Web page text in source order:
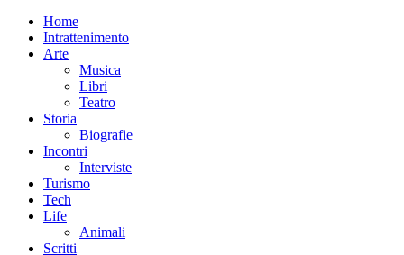
Home
Intrattenimento
Arte
Musica
Libri
Teatro
Storia
Biografie
Incontri
Interviste
Turismo
Tech
Life
Animali
Scritti